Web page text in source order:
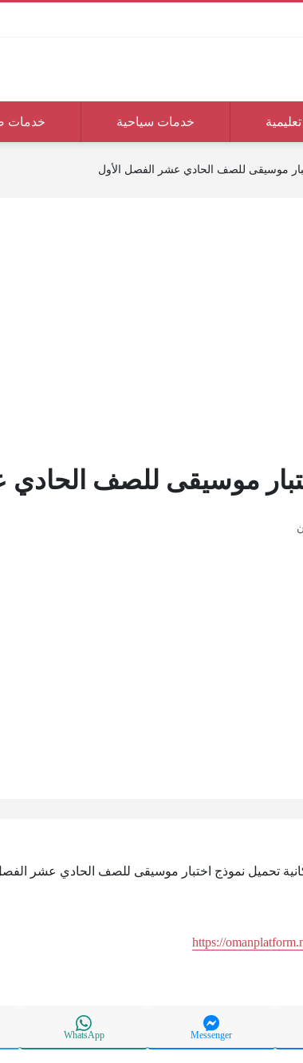
خدمات سياحية خدمات
موسيقى للصف الحادي عشر الفصل الأول
موسيقى للصف الحادي
https://
Messenger
WhatsApp